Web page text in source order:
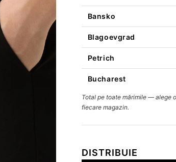
Bansko
Blagoevgrad
Petrich
Bucharest
Total pe toate mărimile — alege
fiecare magazin.
DISTRIBUIE